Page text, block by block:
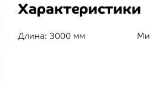
Характеристики
Длина: 3000 мм